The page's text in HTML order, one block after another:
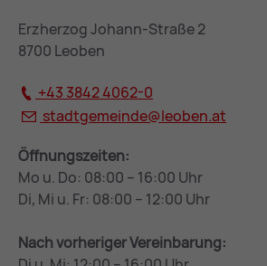
Erzherzog Johann-Straße 2
8700 Leoben
+43 3842 4062-0
stadtgemeinde@leoben.at
Öffnungszeiten:
Mo u. Do: 08:00 – 16:00 Uhr
Di, Mi u. Fr: 08:00 – 12:00 Uhr
Nach vorheriger Vereinbarung: